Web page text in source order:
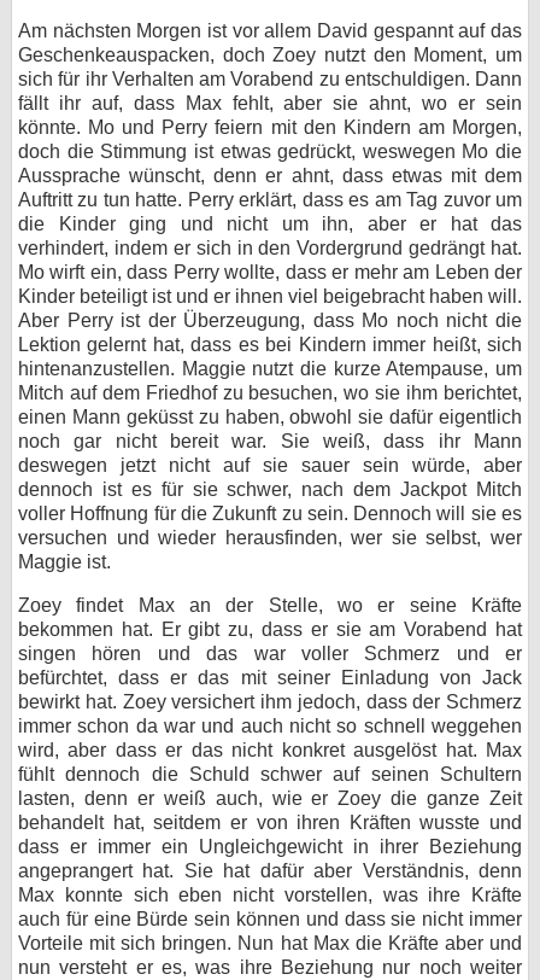
Am nächsten Morgen ist vor allem David gespannt auf das
Geschenkeauspacken, doch Zoey nutzt den Moment, um
sich für ihr Verhalten am Vorabend zu entschuldigen. Dann
fällt ihr auf, dass Max fehlt, aber sie ahnt, wo er sein
könnte. Mo und Perry feiern mit den Kindern am Morgen,
doch die Stimmung ist etwas gedrückt, weswegen Mo die
Aussprache wünscht, denn er ahnt, dass etwas mit dem
Auftritt zu tun hatte. Perry erklärt, dass es am Tag zuvor um
die Kinder ging und nicht um ihn, aber er hat das
verhindert, indem er sich in den Vordergrund gedrängt hat.
Mo wirft ein, dass Perry wollte, dass er mehr am Leben der
Kinder beteiligt ist und er ihnen viel beigebracht haben will.
Aber Perry ist der Überzeugung, dass Mo noch nicht die
Lektion gelernt hat, dass es bei Kindern immer heißt, sich
hintenanzustellen. Maggie nutzt die kurze Atempause, um
Mitch auf dem Friedhof zu besuchen, wo sie ihm berichtet,
einen Mann geküsst zu haben, obwohl sie dafür eigentlich
noch gar nicht bereit war. Sie weiß, dass ihr Mann
deswegen jetzt nicht auf sie sauer sein würde, aber
dennoch ist es für sie schwer, nach dem Jackpot Mitch
voller Hoffnung für die Zukunft zu sein. Dennoch will sie es
versuchen und wieder herausfinden, wer sie selbst, wer
Maggie ist.
Zoey findet Max an der Stelle, wo er seine Kräfte
bekommen hat. Er gibt zu, dass er sie am Vorabend hat
singen hören und das war voller Schmerz und er
befürchtet, dass er das mit seiner Einladung von Jack
bewirkt hat. Zoey versichert ihm jedoch, dass der Schmerz
immer schon da war und auch nicht so schnell weggehen
wird, aber dass er das nicht konkret ausgelöst hat. Max
fühlt dennoch die Schuld schwer auf seinen Schultern
lasten, denn er weiß auch, wie er Zoey die ganze Zeit
behandelt hat, seitdem er von ihren Kräften wusste und
dass er immer ein Ungleichgewicht in ihrer Beziehung
angeprangert hat. Sie hat dafür aber Verständnis, denn
Max konnte sich eben nicht vorstellen, was ihre Kräfte
auch für eine Bürde sein können und dass sie nicht immer
Vorteile mit sich bringen. Nun hat Max die Kräfte aber und
nun versteht er es, was ihre Beziehung nur noch weiter